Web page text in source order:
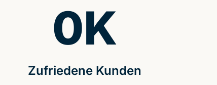
Zufriedene Kunden
0K